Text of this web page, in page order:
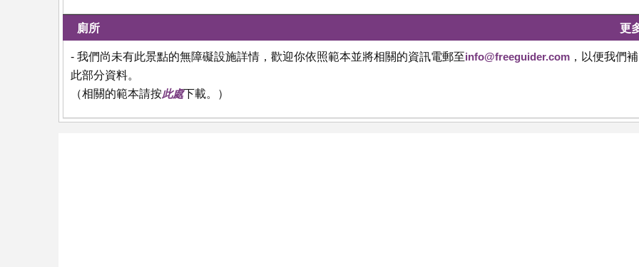
廁所 更
- 我們尚未有此景點的無障礙設施詳情，歡迎你依照範本並將相關的資訊電郵至info@freeguider.com ，以便我們
此部分資料。
（相關的範本請按此處下載。）